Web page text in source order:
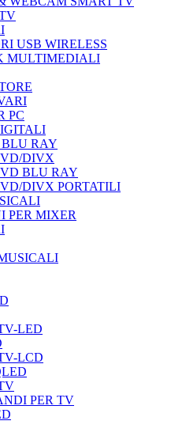
USB WIRELESS
MULTIMEDIALI
PC
RAY
DIVX
BLU RAY
DIVX PORTATILI
PER MIXER
LED
LCD
PER TV